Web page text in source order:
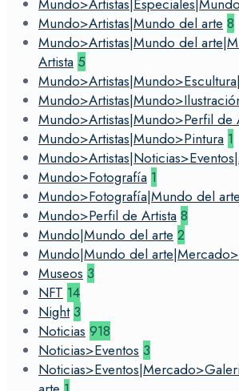
Mundo>Artistas|Mundo del arte 8
Mundo>Artistas|Mundo del
Artista 5
Mundo>Artistas|Mundo>Perfil de
Mundo>Artistas|Mundo>Pintura 1
Mundo>Fotografía 1
Mundo>Fotografía|Mundo del arte
Mundo>Perfil de Artista 8
Mundo|Mundo del arte 2
Mundo|Mundo del
Museos 3
NFT 14
Night 3
Noticias 918
Noticias>Eventos 3